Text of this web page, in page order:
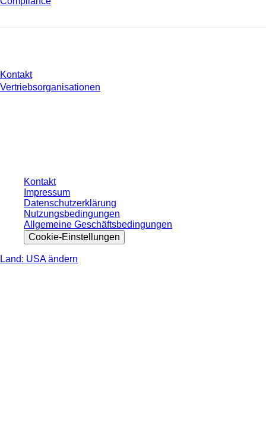
Kontakt
Vertriebsorganisationen
Kontakt
Impressum
Datenschutzerklärung
Nutzungsbedingungen
Allgemeine Geschäftsbedingungen
Cookie-Einstellungen
Land: USA ändern